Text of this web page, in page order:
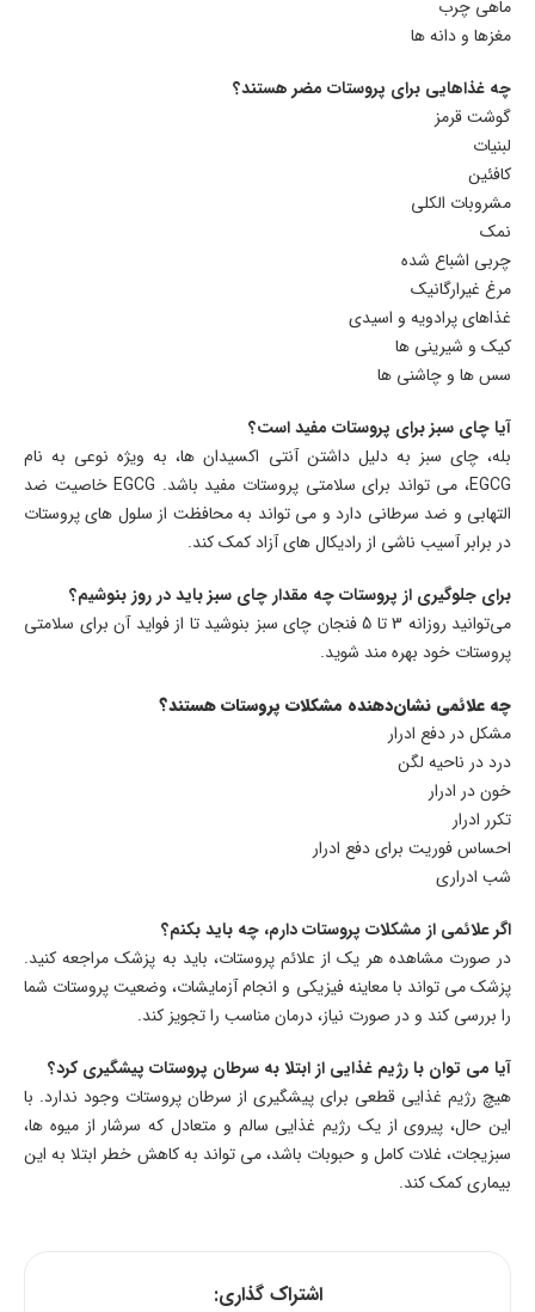
ماهی چرب
مغزها و دانه ها
چه غذاهایی برای پروستات مضر هستند؟
گوشت قرمز
لبنیات
کافئین
مشروبات الکلی
نمک
چربی اشباع شده
مرغ غیرارگانیک
غذاهای پرادویه و اسیدی
کیک و شیرینی ها
سس ها و چاشنی ها
آیا چای سبز برای پروستات مفید است؟
بله، چای سبز به دلیل داشتن آنتی اکسیدان ها، به ویژه نوعی به نام
EGCG، می تواند برای سلامتی پروستات مفید باشد. EGCG خاصیت ضد
التهابی و ضد سرطانی دارد و می تواند به محافظت از سلول های پروستات
در برابر آسیب ناشی از رادیکال های آزاد کمک کند.
برای جلوگیری از پروستات چه مقدار چای سبز باید در روز بنوشیم؟
می‌توانید روزانه 3 تا 5 فنجان چای سبز بنوشید تا از فواید آن برای سلامتی
پروستات خود بهره مند شوید.
چه علائمی نشان‌دهنده مشکلات پروستات هستند؟
مشکل در دفع ادرار
درد در ناحیه لگن
خون در ادرار
تکرر ادرار
احساس فوریت برای دفع ادرار
شب ادراری
اگر علائمی از مشکلات پروستات دارم، چه باید بکنم؟
در صورت مشاهده هر یک از علائم پروستات، باید به پزشک مراجعه کنید.
پزشک می تواند با معاینه فیزیکی و انجام آزمایشات، وضعیت پروستات شما
را بررسی کند و در صورت نیاز، درمان مناسب را تجویز کند.
آیا می توان با رژیم غذایی از ابتلا به سرطان پروستات پیشگیری کرد؟
هیچ رژیم غذایی قطعی برای پیشگیری از سرطان پروستات وجود ندارد. با
این حال، پیروی از یک رژیم غذایی سالم و متعادل که سرشار از میوه ها،
سبزیجات، غلات کامل و حبوبات باشد، می تواند به کاهش خطر ابتلا به این
بیماری کمک کند.
اشتراک گذاری: